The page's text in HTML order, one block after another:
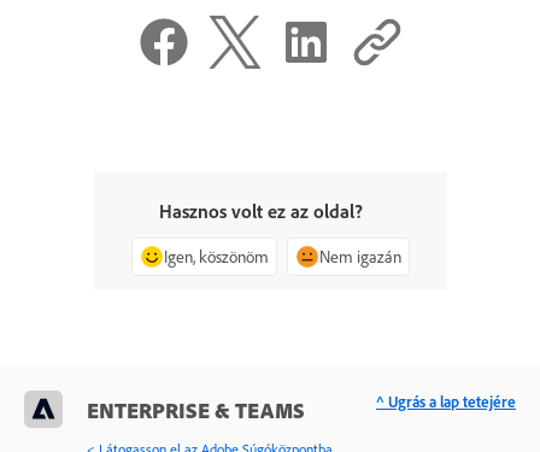
Hasznos volt ez az oldal?
Igen, köszönöm Nem igazán
ENTERPRISE & TEAMS ^ Ugrás a lap tetejére